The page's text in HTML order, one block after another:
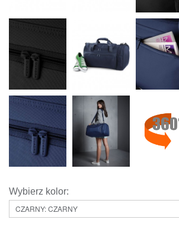
Wybierz kolor: